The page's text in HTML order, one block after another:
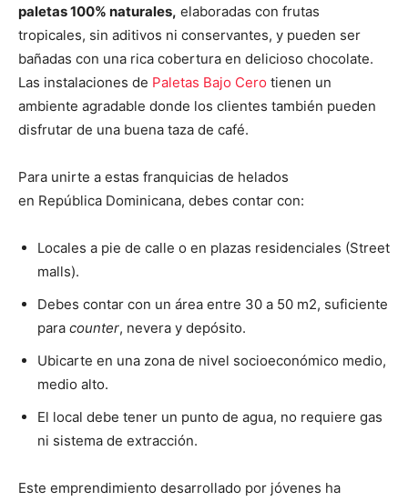
paletas 100% naturales, elaboradas con frutas
tropicales, sin aditivos ni conservantes, y pueden ser
bañadas con una rica cobertura en delicioso chocolate.
Las instalaciones de Paletas Bajo Cero tienen un
ambiente agradable donde los clientes también pueden
disfrutar de una buena taza de café.
Para unirte a estas franquicias de helados
en República Dominicana, debes contar con:
Locales a pie de calle o en plazas residenciales (Street
malls).
Debes contar con un área entre 30 a 50 m2, suficiente
para counter, nevera y depósito.
Ubicarte en una zona de nivel socioeconómico medio,
medio alto.
El local debe tener un punto de agua, no requiere gas
ni sistema de extracción.
Este emprendimiento desarrollado por jóvenes ha